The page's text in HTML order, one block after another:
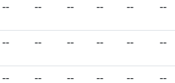
-- -- -- -- -- --
-- -- -- -- -- --
-- -- -- -- -- --